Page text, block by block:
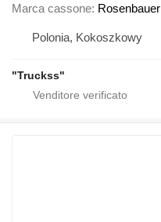
Marca cassone Rosenbauer
Polonia, Kokoszkowy
"Truckss"